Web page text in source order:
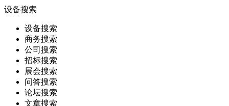
设备搜索
设备搜索
商务搜索
公司搜索
招标搜索
展会搜索
问答搜索
论坛搜索
文章搜索